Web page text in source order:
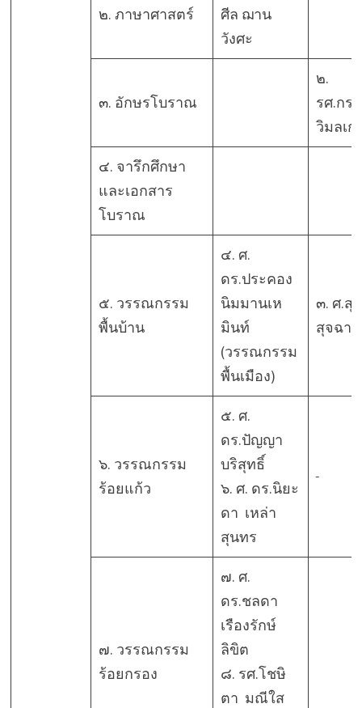
๒. ภาษาศาสตร์
ศีล ฌาน
วังศะ
๓. อักษรโบราณ
๒.
รศ.กร
วิมลเก
๔. จารึกศึกษา
และเอกสาร
โบราณ
๕. วรรณกรรม
พื้นบ้าน
๔. ศ.
ดร.ประคอง
นิมมานเห
มินท์
(วรรณกรรม
พื้นเมือง)
๓. ศ.
สุจฉา
๖. วรรณกรรม
ร้อยแก้ว
๕. ศ.
ดร.ปัญญา
บริสุทธิ์
๖. ศ. ดร.นิยะ
ดา เหล่า
สุนทร
๗. วรรณกรรม
ร้อยกรอง
๗. ศ.
ดร.ชลดา
เรืองรักษ์
ลิขิต
๘. รศ.โชษิ
ตา มณีใส